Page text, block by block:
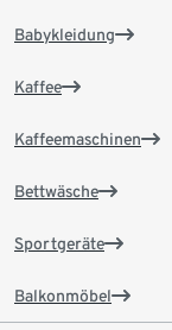
Babykleidung
Kaffee
Kaffeemaschinen
Bettwäsche
Sportgeräte
Balkonmöbel